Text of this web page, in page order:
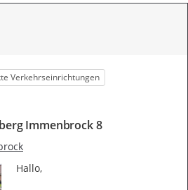
Verkehrseinrichtungen
Immenbrock 8
Hallo,